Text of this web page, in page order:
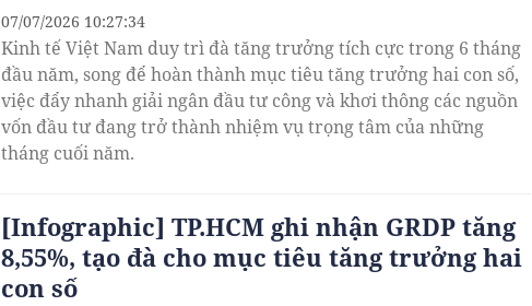
Kinh tế Việt Nam duy trì đà tăng trưởng tích cực trong 6 tháng
đầu năm, song để hoàn thành mục tiêu tăng trưởng hai con số,
việc đẩy nhanh giải ngân đầu tư công và khơi thông các nguồn
vốn đầu tư đang trở thành nhiệm vụ trọng tâm của những
tháng cuối năm.
07/07/2026 10:27:34
[Infographic] TP.HCM ghi nhận GRDP tăng
8,55%, tạo đà cho mục tiêu tăng trưởng hai
con số